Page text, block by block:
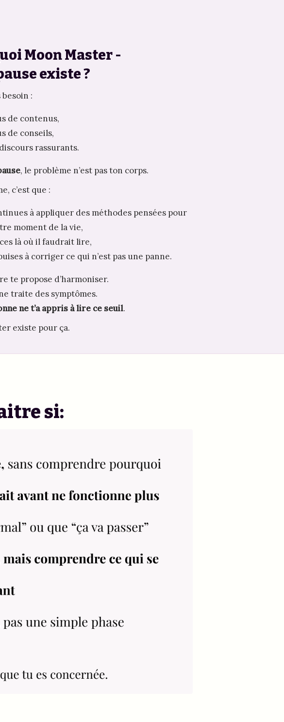
Moon Master -
existe ?
besoin :
de contenus,
de conseils,
rassurants.
, le problème n’est pas ton corps.
c’est que :
à appliquer des méthodes pensées pour
moment de la vie,
là où il faudrait lire,
à corriger ce qui n’est pas une panne.
te propose d’harmoniser.
traite des symptômes.
ne t’a appris à lire ce seuil.
existe pour ça.
si: